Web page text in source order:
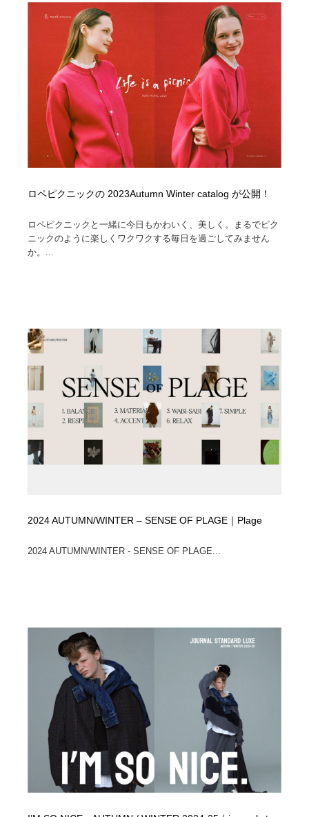
ロペピクニックの 2023Autumn Winter catalog が公開！
ロペピクニックと一緒に今日もかわいく、美しく。まるでピク
ニックのように楽しくワクワクする毎日を過ごしてみません
か。...
2024 AUTUMN/WINTER – SENSE OF PLAGE｜Plage
2024 AUTUMN/WINTER - SENSE OF PLAGE...